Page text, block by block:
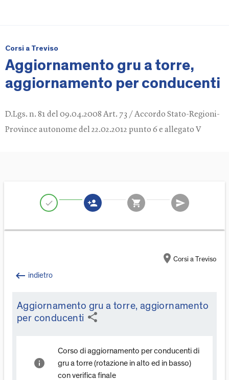
Corsi a Treviso
Aggiornamento gru a torre,
aggiornamento per conducenti
D.Lgs. n. 81 del 09.04.2008 Art. 73 / Accordo Stato-Regioni-
Province autonome del 22.02.2012 punto 6 e allegato V
check person_add shopping_cart send
location_on Corsi a Treviso
keyboard_backspace indietro
Aggiornamento gru a torre, aggiornamento
per conducenti share
info
Corso di aggiornamento per conducenti di
gru a torre (rotazione in alto ed in basso)
con verifica finale